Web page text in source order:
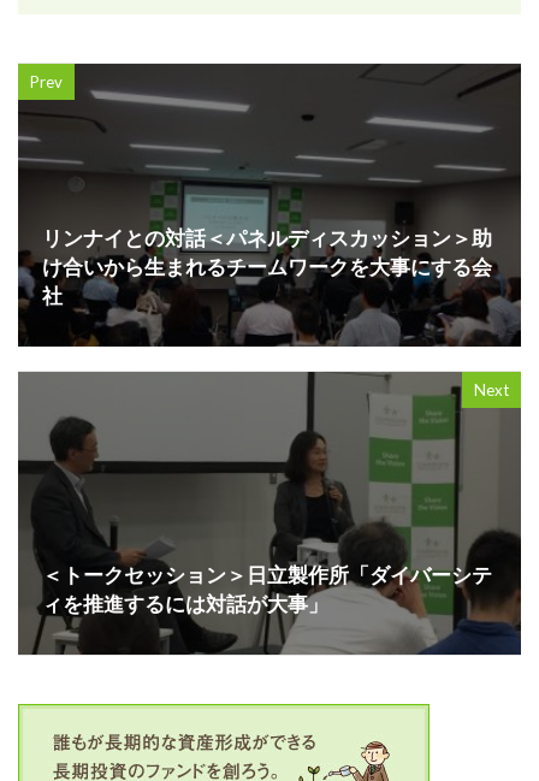
Prev
リンナイとの対話＜パネルディスカッション＞助
け合いから生まれるチームワークを大事にする会
社
Next
＜トークセッション＞日立製作所「ダイバーシテ
ィを推進するには対話が大事」